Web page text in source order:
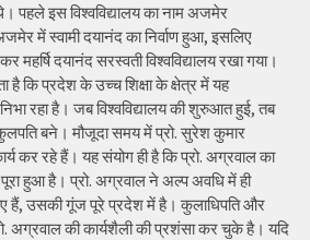
पहले इस विश्वविद्यालय का नाम अजमेर
में स्वामी दयानंद का निर्वाण हुआ, इसलिए
महर्षि दयानंद सरस्वती विश्वविद्यालय रखा गया।
कि प्रदेश के उच्च शिक्षा के क्षेत्र में यह
निभा रहा है। जब विश्वविद्यालय की शुरुआत हुई, तब
कुलपति बने। मौजूदा समय में प्रो. सुरेश कुमार
कर रहे हैं। यह संयोग ही है कि प्रो. अग्रवाल का
पूरा हुआ है। प्रो. अग्रवाल ने अल्प अवधि में ही
हैं, उसकी गूंज पूरे प्रदेश में है। कुलाधिपति और
अग्रवाल की कार्यशैली की प्रशंसा कर चुके है। यदि